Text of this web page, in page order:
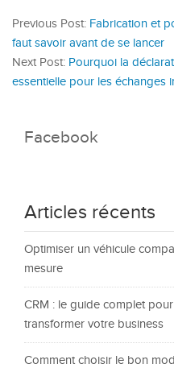
Previous Post: Fabrication et
faut savoir avant de se lancer
Next Post: Pourquoi la
essentielle pour les échanges
Facebook
Articles récents
Optimiser un véhicule
mesure
CRM : le guide complet
transformer votre business
Comment choisir le bon